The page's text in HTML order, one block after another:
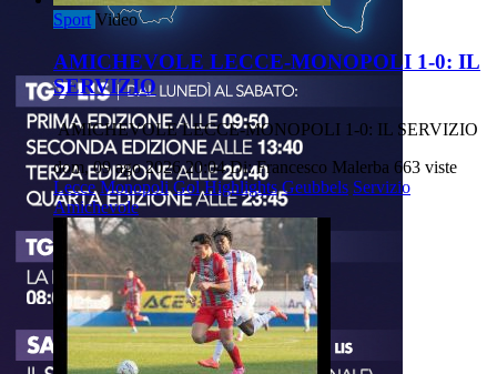
Sport Video
AMICHEVOLE LECCE-MONOPOLI 1-0: IL
SERVIZIO
AMICHEVOLE LECCE-MONOPOLI 1-0: IL SERVIZIO
dom, 09 ago 2026 20:04 Di: Francesco Malerba 663 viste
Lecce Monopoli Gol Highlights Geubbels Servizio
Amichevole